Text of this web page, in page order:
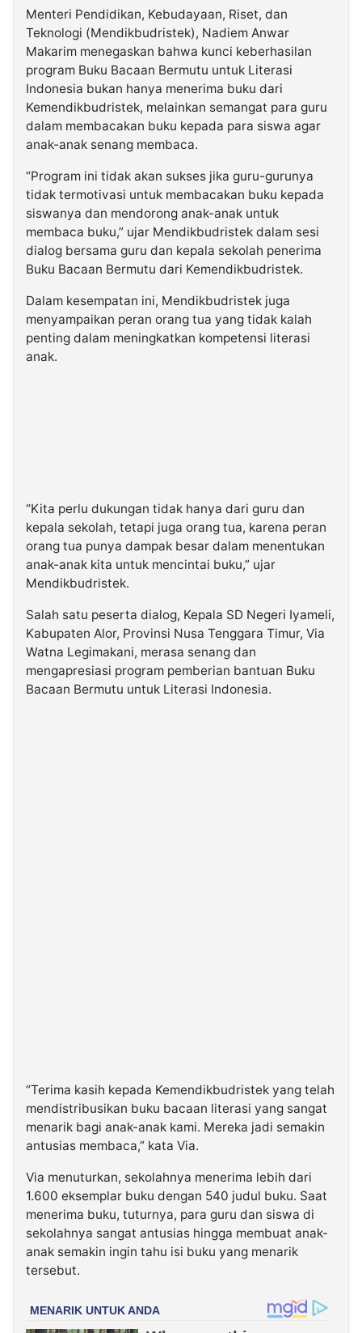
Menteri Pendidikan, Kebudayaan, Riset, dan
Teknologi (Mendikbudristek), Nadiem Anwar
Makarim menegaskan bahwa kunci keberhasilan
program Buku Bacaan Bermutu untuk Literasi
Indonesia bukan hanya menerima buku dari
Kemendikbudristek, melainkan semangat para guru
dalam membacakan buku kepada para siswa agar
anak-anak senang membaca.
“Program ini tidak akan sukses jika guru-gurunya
tidak termotivasi untuk membacakan buku kepada
siswanya dan mendorong anak-anak untuk
membaca buku,” ujar Mendikbudristek dalam sesi
dialog bersama guru dan kepala sekolah penerima
Buku Bacaan Bermutu dari Kemendikbudristek.
Dalam kesempatan ini, Mendikbudristek juga
menyampaikan peran orang tua yang tidak kalah
penting dalam meningkatkan kompetensi literasi
anak.
“Kita perlu dukungan tidak hanya dari guru dan
kepala sekolah, tetapi juga orang tua, karena peran
orang tua punya dampak besar dalam menentukan
anak-anak kita untuk mencintai buku,” ujar
Mendikbudristek.
Salah satu peserta dialog, Kepala SD Negeri Iyameli,
Kabupaten Alor, Provinsi Nusa Tenggara Timur, Via
Watna Legimakani, merasa senang dan
mengapresiasi program pemberian bantuan Buku
Bacaan Bermutu untuk Literasi Indonesia.
“Terima kasih kepada Kemendikbudristek yang telah
mendistribusikan buku bacaan literasi yang sangat
menarik bagi anak-anak kami. Mereka jadi semakin
antusias membaca,” kata Via.
Via menuturkan, sekolahnya menerima lebih dari
1.600 eksemplar buku dengan 540 judul buku. Saat
menerima buku, tuturnya, para guru dan siswa di
sekolahnya sangat antusias hingga membuat anak-
anak semakin ingin tahu isi buku yang menarik
tersebut.